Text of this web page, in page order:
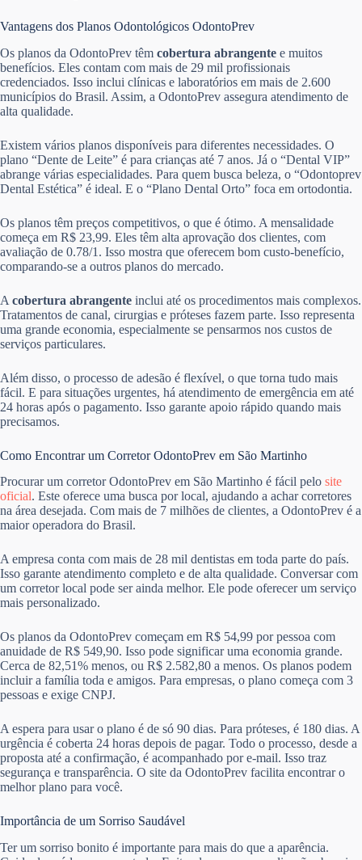
Vantagens dos Planos Odontológicos OdontoPrev
Os planos da OdontoPrev têm cobertura abrangente e muitos
benefícios. Eles contam com mais de 29 mil profissionais
credenciados. Isso inclui clínicas e laboratórios em mais de 2.600
municípios do Brasil. Assim, a OdontoPrev assegura atendimento de
alta qualidade.
Existem vários planos disponíveis para diferentes necessidades. O
plano “Dente de Leite” é para crianças até 7 anos. Já o “Dental VIP”
abrange várias especialidades. Para quem busca beleza, o “Odontoprev
Dental Estética” é ideal. E o “Plano Dental Orto” foca em ortodontia.
Os planos têm preços competitivos, o que é ótimo. A mensalidade
começa em R$ 23,99. Eles têm alta aprovação dos clientes, com
avaliação de 0.78/1. Isso mostra que oferecem bom custo-benefício,
comparando-se a outros planos do mercado.
A cobertura abrangente inclui até os procedimentos mais complexos.
Tratamentos de canal, cirurgias e próteses fazem parte. Isso representa
uma grande economia, especialmente se pensarmos nos custos de
serviços particulares.
Além disso, o processo de adesão é flexível, o que torna tudo mais
fácil. E para situações urgentes, há atendimento de emergência em até
24 horas após o pagamento. Isso garante apoio rápido quando mais
precisamos.
Como Encontrar um Corretor OdontoPrev em São Martinho
Procurar um corretor OdontoPrev em São Martinho é fácil pelo site
oficial. Este oferece uma busca por local, ajudando a achar corretores
na área desejada. Com mais de 7 milhões de clientes, a OdontoPrev é a
maior operadora do Brasil.
A empresa conta com mais de 28 mil dentistas em toda parte do país.
Isso garante atendimento completo e de alta qualidade. Conversar com
um corretor local pode ser ainda melhor. Ele pode oferecer um serviço
mais personalizado.
Os planos da OdontoPrev começam em R$ 54,99 por pessoa com
anuidade de R$ 549,90. Isso pode significar uma economia grande.
Cerca de 82,51% menos, ou R$ 2.582,80 a menos. Os planos podem
incluir a família toda e amigos. Para empresas, o plano começa com 3
pessoas e exige CNPJ.
A espera para usar o plano é de só 90 dias. Para próteses, é 180 dias. A
urgência é coberta 24 horas depois de pagar. Todo o processo, desde a
proposta até a confirmação, é acompanhado por e-mail. Isso traz
segurança e transparência. O site da OdontoPrev facilita encontrar o
melhor plano para você.
Importância de um Sorriso Saudável
Ter um sorriso bonito é importante para mais do que a aparência.